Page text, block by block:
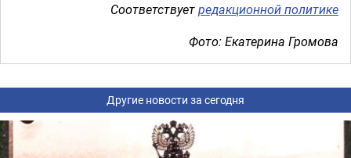
Соответствуетредакционной политике
Фото: Екатерина Громова
Другие новости за сегодня